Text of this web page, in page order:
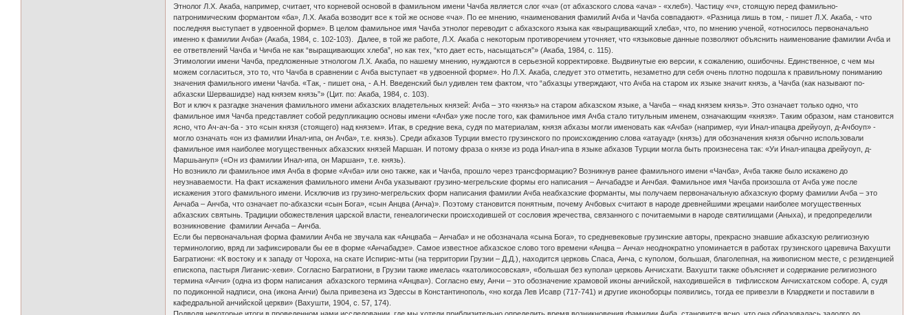
Этнолог Л.Х. Акаба, например, считает, что корневой основой в фамильном имени Чачба является слог «ча» (от абхазского слова «ача» - «хлеб»). Частицу «ч», стоящую перед фамильно-
патронимическим формантом «ба», Л.Х. Акаба возводит все к той же основе «ча». По ее мнению, «наименования фамилий Ачба и Чачба совпадают». «Разница лишь в том, - пишет Л.Х. Акаба, - что
последняя выступает в удвоенной форме». В целом фамильное имя Чачба этнолог переводит с абхазского языка как «выращивающий хлеба», что, по мнению ученой, «относилось первоначально
именно к фамилии Ачба» (Акаба, 1984, с. 102-103). Далее, в той же работе, Л.Х. Акаба с некоторым противоречием уточняет, что «языковые данные позволяют объяснить наименование фамилии Ачба и
ее ответвлений Чачба и Чичба не как “выращивающих хлеба”, но как тех, “кто дает есть, насыщаться”» (Акаба, 1984, с. 115).
Этимологии имени Чачба, предложенные этнологом Л.Х. Акаба, по нашему мнению, нуждаются в серьезной корректировке. Выдвинутые ею версии, к сожалению, ошибочны. Единственное, с чем мы
можем согласиться, это то, что Чачба в сравнении с Ачба выступает «в удвоенной форме». Но Л.Х. Акаба, следует это отметить, незаметно для себя очень плотно подошла к правильному пониманию
значения фамильного имени Чачба. «Так, - пишет она, - А.Н. Введенский был удивлен тем фактом, что “абхазцы утверждают, что Ачба на старом их языке значит князь, а Чачба (как называют по-
абхазски Шервашидзе) над князем князь”» (Цит. по: Акаба, 1984, с. 103).
Вот и ключ к разгадке значения фамильного имени абхазских владетельных князей: Ачба – это «князь» на старом абхазском языке, а Чачба – «над князем князь». Это означает только одно, что
фамильное имя Чачба представляет собой редупликацию основы имени «Ачба» уже после того, как фамильное имя Ачба стало титульным именем, означающим «князя». Таким образом, нам становится
ясно, что Ач-ач-ба - это «сын князя (стоящего) над князем». Итак, в средние века, судя по материалам, князя абхазы могли именовать как «Ачба» (например, «уи Инал-ипацва дрейуоуп, д-Ачбоуп» -
могло означать «он из фамилии Инал-ипа, он Ачба», т.е. князь). Среди абхазов Турции вместо грузинского по происхождению слова «атауад» (князь) для обозначения князя обычно использовали
фамильное имя наиболее могущественных абхазских князей Маршан. И потому фраза о князе из рода Инал-ипа в языке абхазов Турции могла быть произнесена так: «Уи Инал-ипацва дрейуоуп, д-
Маршьануп» («Он из фамилии Инал-ипа, он Маршан», т.е. князь).
Но возникло ли фамильное имя Ачба в форме «Ачба» или оно также, как и Чачба, прошло через трансформацию? Возникнув ранее фамильного имени «Чачба», Ачба также было искажено до
неузнаваемости. На факт искажения фамильного имени Ачба указывают грузино-мегрельские формы его написания – Анчабадзе и Анчбая. Фамильное имя Чачба произошла от Ачба уже после
искажения этого фамильного имени. Исключив из грузино-мегрельских форм написания фамилии Ачба неабхазские форманты, мы получаем первоначальную абхазскую форму фамилии Ачба – это
Анчаба – Анчба, что означает по-абхазски «сын Бога», «сын Анцва (Анча)». Поэтому становится понятным, почему Ачбовых считают в народе древнейшими жрецами наиболее могущественных
абхазских святынь. Традиции обожествления царской власти, генеалогически происходившей от сословия жречества, связанного с почитаемыми в народе святилищами (Аныха), и предопределили
возникновение фамилии Анчаба – Анчба.
Если бы первоначальная форма фамилии Ачба не звучала как «Анцваба – Анчаба» и не обозначала «сына Бога», то средневековые грузинские авторы, прекрасно знавшие абхазскую религиозную
терминологию, вряд ли зафиксировали бы ее в форме «Анчабадзе». Самое известное абхазское слово того времени «Анцва – Анча» неоднократно упоминается в работах грузинского царевича Вахушти
Багратиони: «К востоку и к западу от Чороха, на скате Испирис-мты (на территории Грузии – Д.Д.), находится церковь Спаса, Анча, с куполом, большая, благолепная, на живописном месте, с резиденцией
епископа, пастыря Лиганис-хеви». Согласно Багратиони, в Грузии также имелась «католикосовская», «большая без купола» церковь Анчисхати. Вахушти также объясняет и содержание религиозного
термина «Анчи» (одна из форм написания абхазского термина «Анцва»). Согласно ему, Анчи – это обозначение храмовой иконы анчийской, находившейся в тифлисском Анчисхатском соборе. А, судя
по подиконной надписи, она (икона Анчи) была привезена из Эдессы в Константинополь, «но когда Лев Исавр (717-741) и другие иконоборцы появились, тогда ее привезли в Кларджети и поставили в
кафедральной анчийской церкви» (Вахушти, 1904, с. 57, 174).